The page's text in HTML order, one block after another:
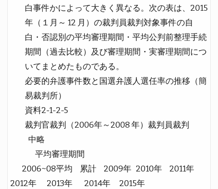
白事件かによって大きく異なる。次の表は、2015
年（１月～ 12 月）の裁判員裁判対象事件の自
白・否認別の平均審理期間・平均公判前整理手続
期間（過去比較）及び審理期間・実審理期間につ
いてまとめたものである。
必要的弁護事件数と国選弁護人選任率の推移（簡
易裁判所）
資料2-1-2-5
裁判官裁判（2006年～2008 年）裁判員裁判
中略
平均審理期間
2006~08平均 累計 2009年 2010年 2011年
2012年 2013年 2014年 2015年